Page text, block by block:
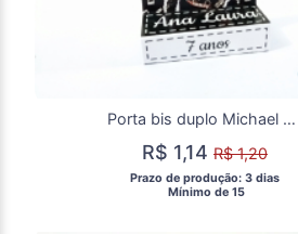
Porta bis duplo Michael Jackson
R$ 1,14 R$ 1,20
Prazo de produção: 3 dias
  Mínimo de 15